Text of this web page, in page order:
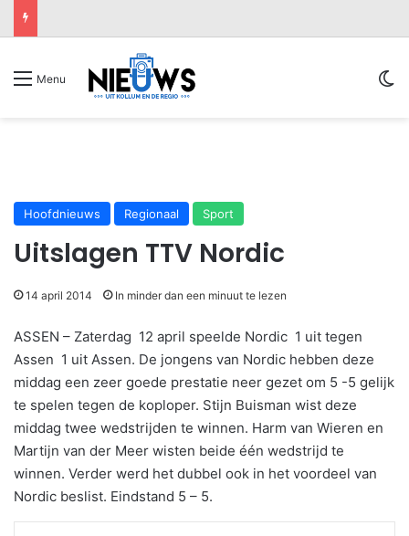
Menu
Hoofdnieuws Regionaal Sport
Uitslagen TTV Nordic
14 april 2014 In minder dan een minuut te lezen
ASSEN – Zaterdag 12 april speelde Nordic 1 uit tegen
Assen 1 uit Assen. De jongens van Nordic hebben deze
middag een zeer goede prestatie neer gezet om 5 -5 gelijk
te spelen tegen de koploper. Stijn Buisman wist deze
middag twee wedstrijden te winnen. Harm van Wieren en
Martijn van der Meer wisten beide één wedstrijd te
winnen. Verder werd het dubbel ook in het voordeel van
Nordic beslist. Eindstand 5 – 5.